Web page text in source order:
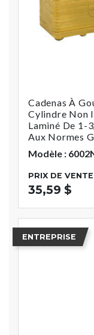
Cadenas À
Cylindre Non
Laminé De 1-
Aux Normes
Modèle :
PRIX DE
35,59 $
ENTREPRISE